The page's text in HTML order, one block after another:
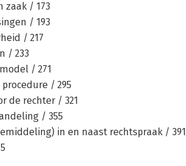
zaak / 173
/ 193
/ 217
/ 233
/ 271
/ 295
de rechter / 321
/ 355
in en naast rechtspraak / 391